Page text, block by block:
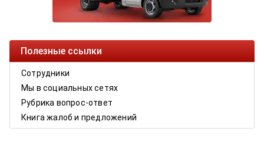
Полезные ссылки
Сотрудники
Мы в социальных сетях
Рубрика вопрос-ответ
Книга жалоб и предложений